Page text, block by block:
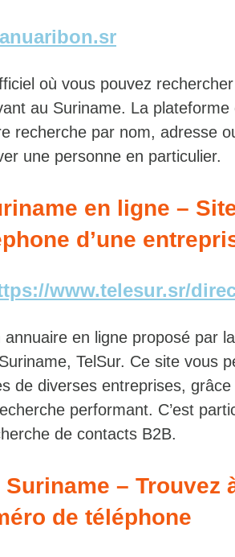
où vous pouvez
au Suriname. La
recherche par nom, adresse
une personne en particulier.
en ligne –
d’une
www.telesur.sr/
en ligne proposé par
TelSur. Ce site vous
de diverses entreprises,
performant. C’est
de contacts B2B.
– Trouvez
de téléphone